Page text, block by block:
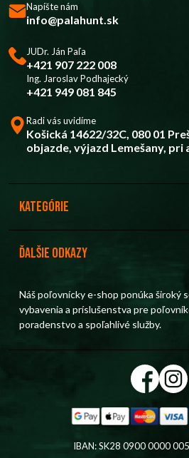
Napíšte nám
info@palahunt.sk
JUDr. Ján Paľa
+421 907 222 008
Ing. Jaroslav Podhajecký
+421 949 081 845
Radi vás uvidíme
Košická 14622/32C, 080 01
objazde, výjazd Lemešany,
Kategórie
Ďalšie odkazy
Náš poľovnícky e-shop ponúka široký
vybavenia a príslušenstva pre
poradenstvo a spoľahlivé služby.
IBAN: SK28 0900 0000